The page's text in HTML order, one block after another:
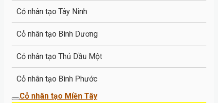
Cỏ nhân tạo Tây Ninh
Cỏ nhân tạo Bình Dương
Cỏ nhân tạo Thủ Dầu Một
Cỏ nhân tạo Bình Phước
Cỏ nhân tạo Miền Tây